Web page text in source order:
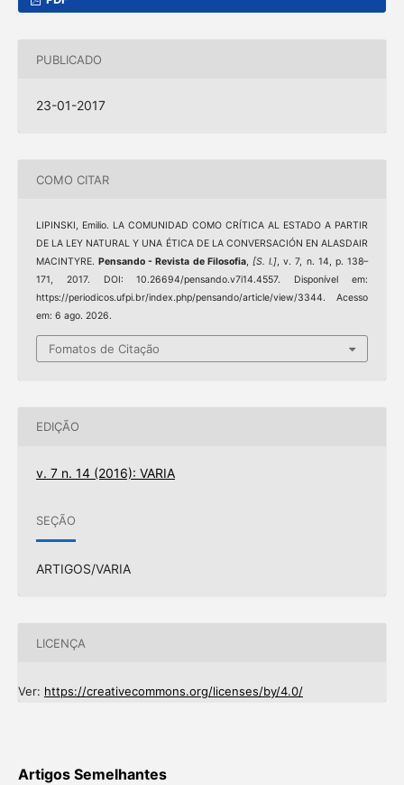
PUBLICADO
23-01-2017
COMO CITAR
LIPINSKI, Emilio. LA COMUNIDAD COMO CRÍTICA AL ESTADO A PARTIR
DE LA LEY NATURAL Y UNA ÉTICA DE LA CONVERSACIÓN EN ALASDAIR
MACINTYRE.Pensando - Revista de Filosofia, [S. l.], v. 7, n. 14, p. 138–
171, 2017. DOI: 10.26694/pensando.v7i14.4557. Disponível em:
https://periodicos.ufpi.br/index.php/pensando/article/view/3344. Acesso
em: 6 ago. 2026.
Fomatos de Citação
EDIÇÃO
v. 7 n. 14 (2016): VARIA
SEÇÃO
ARTIGOS/VARIA
LICENÇA
Ver: https://creativecommons.org/licenses/by/4.0/
Artigos Semelhantes